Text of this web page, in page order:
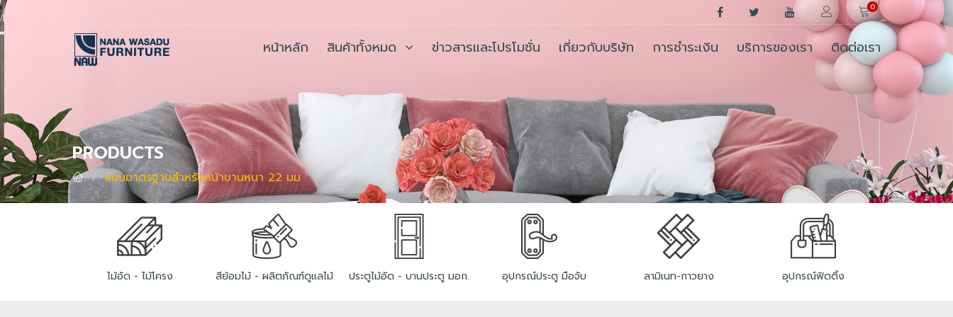
0
หน้าหลัก สินค้าทั้งหมด ข่าวสารและโปรโมชั่น เกี่ยวกับบริษัท การชำระเงิน บริการของเรา ติดต่อเรา
PRODUCTS
แบบมาตรฐานสำหรับหน้าบานหนา 22 มม
ไม้อัด - ไม้โครง สีย้อมไม้ - ผลิตภัณฑ์ดูแลไม้ ประตูไม้อัด - บานประตู มอก. อุปกรณ์ประตู มือจับ ลามิเนท-กาวยาง อุปกรณ์ฟิตติ้ง